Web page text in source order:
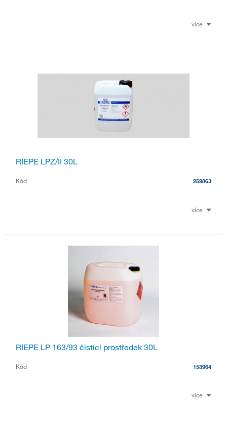
více
RIEPE LPZ/II 30L
Kód 259863
více
RIEPE LP 163/93 čistící prostředek 30L
Kód 153964
více